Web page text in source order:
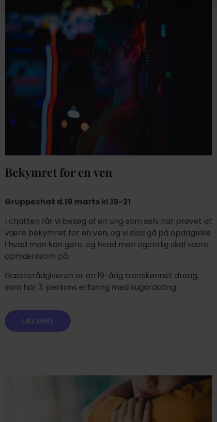
Bekymret for en ven
Gruppechat d.19 marts kl.19-21
I chatten får vi besøg af en ung som selv har prøvet at
være bekymret for en ven, og vi skal gå på opdagelse
i hvad man kan gøre, og hvad man egentlig skal være
opmærksom på.
Gæsterådgiveren er en 19-årig transkønnet dreng,
som har 3. persons erfaring med sugardating.
LÆS MERE